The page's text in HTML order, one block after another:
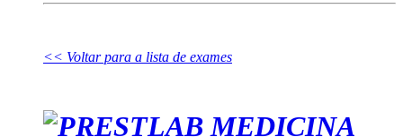
<< Voltar para a lista de exames